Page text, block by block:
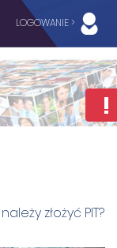
LOGOWANIE >
złożyć PIT?